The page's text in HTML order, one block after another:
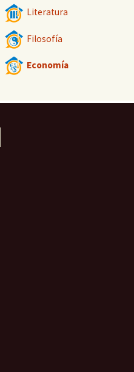
Literatura
Filosofía
Economía